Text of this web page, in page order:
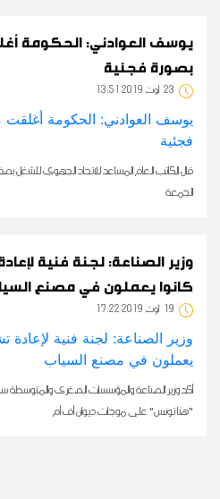
يوسف العوادني: الحكومة
بصورة فجئية
23 13:51 2019 أوت
قال الكاتب العام المساعد للاتحاد الجهوي
الجمعة
كانوا يعملون في مصنع
19 17:22 2019 أوت
أكد وزير الصناعة والمؤسسات الصغرى والمتوسطة
"هنا تونس" على موجات ديوان أف أم